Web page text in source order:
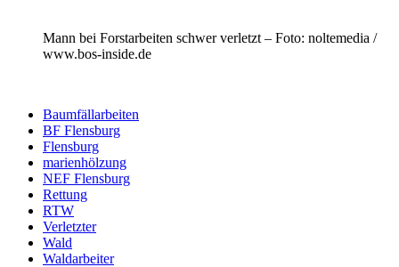
Mann bei Forstarbeiten schwer verletzt – Foto: noltemedia /
www.bos-inside.de
Baumfällarbeiten
BF Flensburg
Flensburg
marienhölzung
NEF Flensburg
Rettung
RTW
Verletzter
Wald
Waldarbeiter